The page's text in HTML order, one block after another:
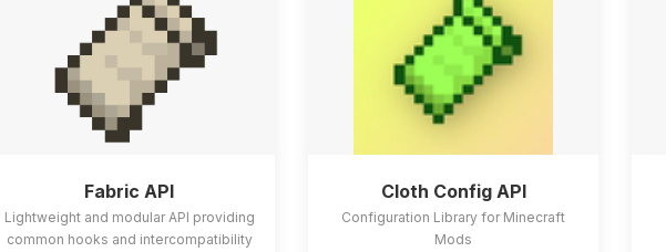
Fabric API
Lightweight and modular API providing
common hooks and intercompatibility
Cloth Config API
Configuration Library for Minecraft
Mods